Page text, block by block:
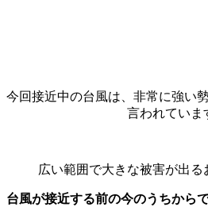
今回接近中の台風は、非常に強い
言われていま
広い範囲で大きな被害が出る
台風が接近する前の今のうちから